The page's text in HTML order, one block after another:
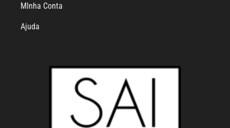
MInha Conta
Ajuda